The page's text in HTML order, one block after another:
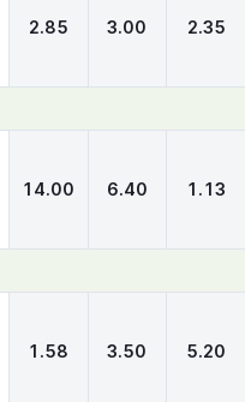
2.85 3.00 2.35
14.00 6.40 1.13
1.58 3.50 5.20